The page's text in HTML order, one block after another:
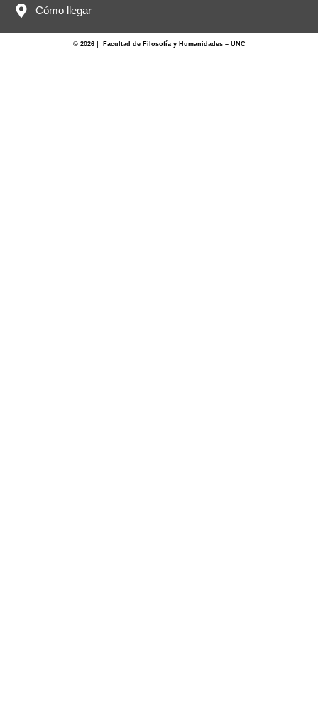
Cómo llegar
© 2026 | Facultad de Filosofía y Humanidades – UNC